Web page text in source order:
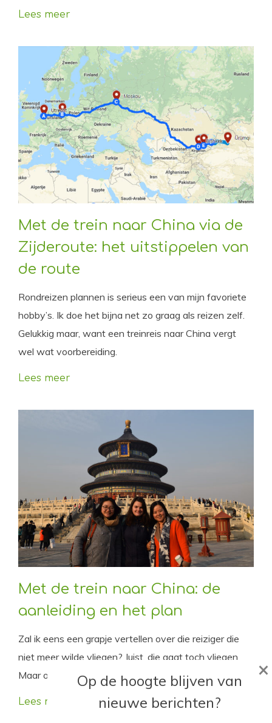
Lees meer
Met de trein naar China via de
Zijderoute: het uitstippelen van
de route
Rondreizen plannen is serieus een van mijn favoriete
hobby’s. Ik doe het bijna net zo graag als reizen zelf.
Gelukkig maar, want een treinreis naar China vergt
wel wat voorbereiding.
Lees meer
Met de trein naar China: de
aanleiding en het plan
Zal ik eens een grapje vertellen over die reiziger die
niet meer wilde vliegen? Juist, die gaat toch vliegen.
Maar ook met de trein. Naar China!
Lees meer
Op de hoogte blijven van
nieuwe berichten?
×